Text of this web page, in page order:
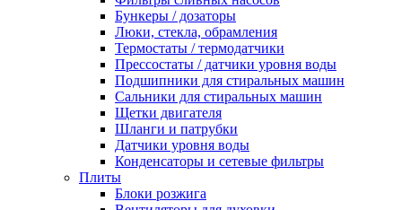
Бункеры / дозаторы
Люки, стекла, обрамления
Термостаты / термодатчики
Прессостаты / датчики уровня воды
Подшипники для стиральных машин
Сальники для стиральных машин
Щетки двигателя
Шланги и патрубки
Датчики уровня воды
Конденсаторы и сетевые фильтры
Плиты
Блоки розжига